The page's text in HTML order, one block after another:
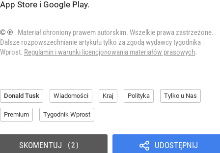
App Store i Google Play.
© ℗
Materiał chroniony prawem autorskim. Wszelkie prawa zastrzeżone.
Dalsze rozpowszechnianie artykułu tylko za zgodą wydawcy tygodnika
Wprost. Regulamin i warunki licencjonowania materiałów prasowych.
Donald Tusk Wiadomości Kraj Polityka Tylko u Nas
Premium Tygodnik Wprost
UDOSTĘPNIJ
SKOMENTUJ 2